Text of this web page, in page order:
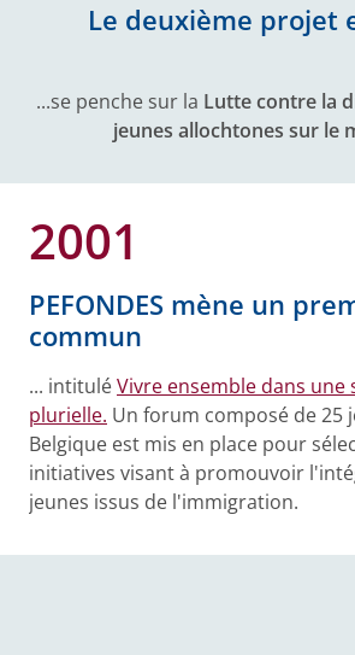
Le deuxième projet
...se penche sur la Lutte contre la
jeunes allochtones sur le
2001
PEFONDES mène un
commun
... intituléVivre ensemble dans une
plurielle. Un forum composé de 25
Belgique est mis en place pour
initiatives visant à promouvoir
jeunes issus de l'immigration.